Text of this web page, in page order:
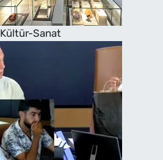
Kültür-Sanat